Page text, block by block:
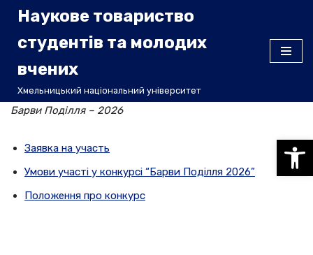
Перейти
вмісту
Наукове товариство
студентів та молодих
вчених
Хмельницький національний університет
Барви Поділля – 2026
Заявка на участь
Умови участі у конкурсі “Барви Поділля 2026”
Положення про конкурс